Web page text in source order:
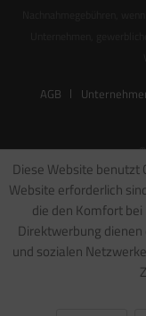
AGB
Diese Website benutzt
Website erforderlich
die den Komfort
Direktwerbung
und sozialen